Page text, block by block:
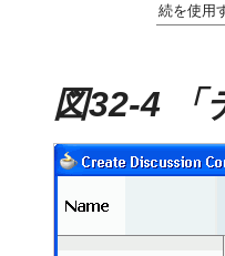
続を使用
図32-4 「